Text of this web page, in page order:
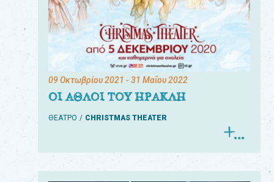
09 Οκτωβρίου 2021 - 31 Μαΐου 2022
ΟΙ ΑΘΛΟΙ ΤΟΥ ΗΡΑΚΛΗ
ΘΕΑΤΡΟ CHRISTMAS THEATER